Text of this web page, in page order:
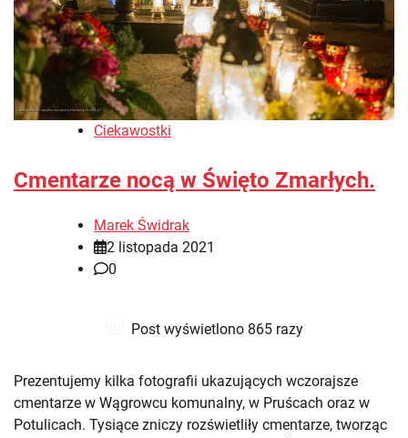
Ciekawostki
Cmentarze nocą w Święto Zmarłych.
Marek Świdrak
2 listopada 2021
0
Post wyświetlono 865 razy
Prezentujemy kilka fotografii ukazujących wczorajsze
cmentarze w Wągrowcu komunalny, w Pruścach oraz w
Potulicach. Tysiące zniczy rozświetliły cmentarze, tworząc